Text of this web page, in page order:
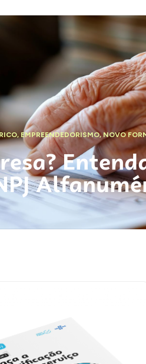
, EMPREENDEDORISMO,NOVO